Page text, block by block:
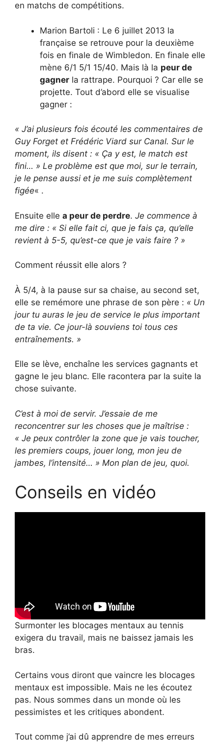
en matchs de compétitions.
Marion Bartoli : Le 6 juillet 2013 la
française se retrouve pour la deuxième
fois en finale de Wimbledon. En finale elle
mène 6/1 5/1 15/40. Mais là la peur de
gagner la rattrape. Pourquoi ? Car elle se
projette. Tout d’abord elle se visualise
gagner :
« J’ai plusieurs fois écouté les commentaires de
Guy Forget et Frédéric Viard sur Canal. Sur le
moment, ils disent : « Ça y est, le match est
fini… » Le problème est que moi, sur le terrain,
je le pense aussi et je me suis complètement
figée« .
Ensuite elle a peur de perdre. Je commence à
me dire : « Si elle fait ci, que je fais ça, qu’elle
revient à 5-5, qu’est-ce que je vais faire ? »
Comment réussit elle alors ?
À 5/4, à la pause sur sa chaise, au second set,
elle se remémore une phrase de son père : « Un
jour tu auras le jeu de service le plus important
de ta vie. Ce jour-là souviens toi tous ces
entraînements. »
Elle se lève, enchaîne les services gagnants et
gagne le jeu blanc. Elle racontera par la suite la
chose suivante.
C’est à moi de servir. J’essaie de me
reconcentrer sur les choses que je maîtrise :
« Je peux contrôler la zone que je vais toucher,
les premiers coups, jouer long, mon jeu de
jambes, l’intensité… » Mon plan de jeu, quoi.
Conseils en vidéo
Surmonter les blocages mentaux au tennis
exigera du travail, mais ne baissez jamais les
bras.
Certains vous diront que vaincre les blocages
mentaux est impossible. Mais ne les écoutez
pas. Nous sommes dans un monde où les
pessimistes et les critiques abondent.
Tout comme j’ai dû apprendre de mes erreurs